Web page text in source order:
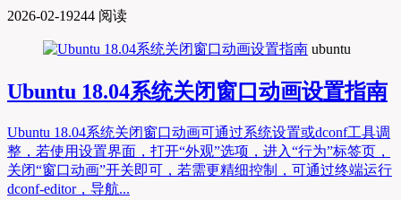
2026-02-19244 阅读
ubuntu
Ubuntu 18.04系统关闭窗口动画设置指南
Ubuntu 18.04系统关闭窗口动画可通过系统设置或dconf工具调
整，若使用设置界面，打开“外观”选项，进入“行为”标签页，
关闭“窗口动画”开关即可，若需更精细控制，可通过终端运行
dconf-editor，导航...